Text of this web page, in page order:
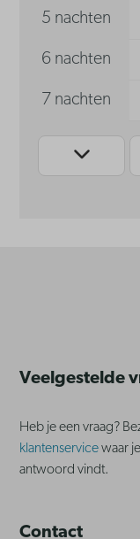
5 nachten
6 nachten
7 nachten
Veelgestelde
Heb je een vraag?
klantenservicewaar
antwoord vindt.
Contact